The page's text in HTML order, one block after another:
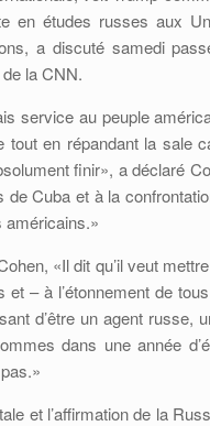
en études russes aux
a discuté samedi
la CNN.
service au peuple
en répandant la sale
finir», a déclaré
Cuba et à la
américains.»
«Il dit qu’il veut
– à l’étonnement de
d’être un agent russe,
dans une année
et l’affirmation de la